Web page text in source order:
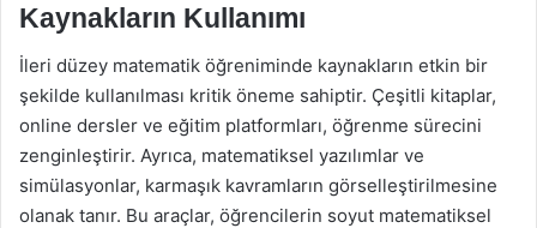
Kaynakların Kullanımı
İleri düzey matematik öğreniminde kaynakların etkin bir
şekilde kullanılması kritik öneme sahiptir. Çeşitli kitaplar,
online dersler ve eğitim platformları, öğrenme sürecini
zenginleştirir. Ayrıca, matematiksel yazılımlar ve
simülasyonlar, karmaşık kavramların görselleştirilmesine
olanak tanır. Bu araçlar, öğrencilerin soyut matematiksel